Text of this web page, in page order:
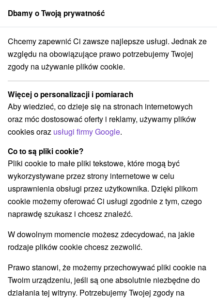
członek grupySorger
Stredné Slovensko Banskobystrický kraj Banská Bystrica
Apartmány Banská Bystrica
Kategorie
Wszystkie kategorie
Apartmány(3) Drevenice(1)
Motely(1) Penzióny(2) Priváty
Wybierz lokalizację lub datę
WSZYSTKO NAJTAŃSZE NAJDROŻSZE NA
Dbamy o Twoją prywatność
Chcemy zapewnić Ci zawsze najlepsze usługi. Jednak ze
względu na obowiązujące prawo potrzebujemy Twojej
zgody na używanie plików cookie.
Więcej o personalizacji i pomiarach
Aby wiedzieć, co dzieje się na stronach internetowych
oraz móc dostosować oferty i reklamy, używamy plików
cookies oraz usługi firmy Google.
Co to są pliki cookie?
Pliki cookie to małe pliki tekstowe, które mogą być
wykorzystywane przez strony internetowe w celu
usprawnienia obsługi przez użytkownika. Dzięki plikom
cookie możemy oferować Ci usługi zgodnie z tym, czego
naprawdę szukasz i chcesz znaleźć.
W dowolnym momencie możesz zdecydować, na jakie
rodzaje plików cookie chcesz zezwolić.
Prawo stanowi, że możemy przechowywać pliki cookie na
Twoim urządzeniu, jeśli są one absolutnie niezbędne do
działania tej witryny. Potrzebujemy Twojej zgody na